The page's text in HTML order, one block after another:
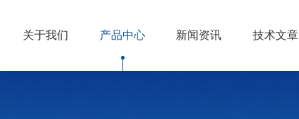
关于我们 产品中心 新闻资讯 技术文章